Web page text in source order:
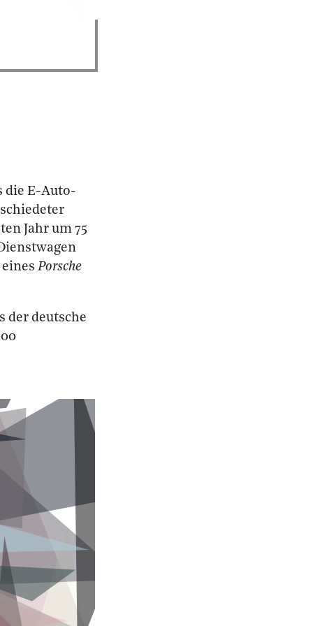
die E-Auto-
Jahr um 75
Porsche
der deutsche